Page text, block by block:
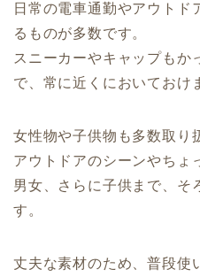
日常の電車通勤やアウトド
るものが多数です。
スニーカーやキャップもか
で、常に近くにおいておけ
女性物や子供物も多数取り
アウトドアのシーンやちょ
男女、さらに子供まで、そ
す。
丈夫な素材のため、普段使